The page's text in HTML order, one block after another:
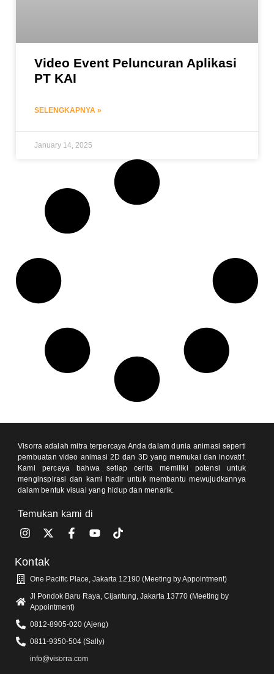
Video Event Peluncuran Aplikasi
PT KAI
SELENGKAPNYA »
January 14, 2025
Visorra adalah mitra terpercaya Anda dalam dunia animasi seperti
pembuatan video animasi 2D dan 3D yang memukai dan inovatif.
Kami percaya bahwa setiap cerita memiliki potensi untuk
menginspirasi dan kami hadir untuk membantu mewujudkannya
dalam bentuk visual yang hidup dan menarik.
Temukan kami di
Kontak
One Pacific Place, Jakarta 12190 (Meeting by Appointment)
Jl Pondok Baru Raya, Cijantung, Jakarta 13770 (Meeting by
Appointment)
0812-8905-020 (Ajeng)
0811-9350-504 (Sally)
info@visorra.com